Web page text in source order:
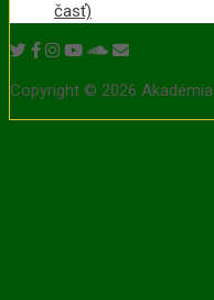
časť)
Copyright © 2026